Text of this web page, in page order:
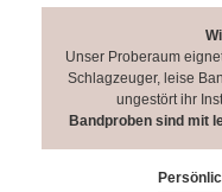
Unser Proberaum
Schlagzeuger, leise
ungestört ihr
Bandproben sind mit